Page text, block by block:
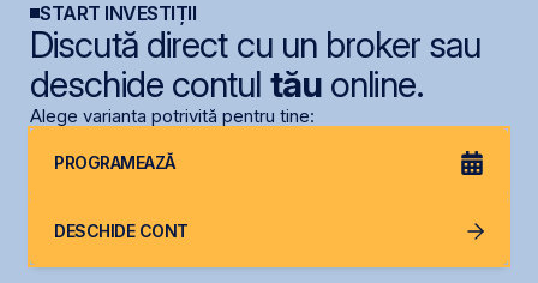
START INVESTIȚII
Discută direct cu un broker sau
deschide contul tăuonline.
Alege varianta potrivită pentru tine:
PROGRAMEAZĂ
DESCHIDE CONT